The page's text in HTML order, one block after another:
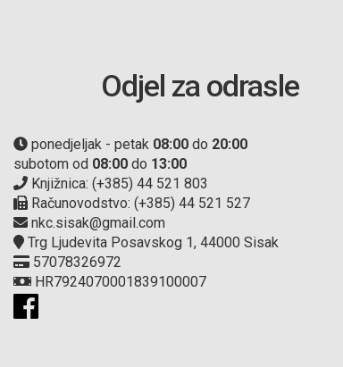
Odjel za odrasle
ponedjeljak - petak 08:00 do 20:00
subotom od 08:00 do 13:00
Knjižnica: (+385) 44 521 803
Računovodstvo: (+385) 44 521 527
nkc.sisak@gmail.com
Trg Ljudevita Posavskog 1, 44000 Sisak
57078326972
HR7924070001839100007